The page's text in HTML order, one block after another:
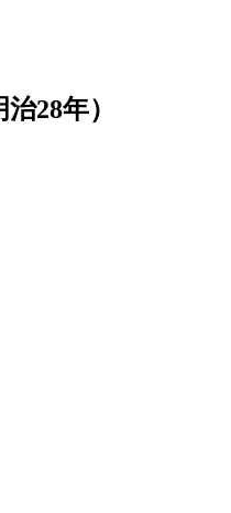
28年）